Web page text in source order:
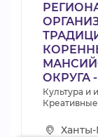
ОКРУГА
Культура и